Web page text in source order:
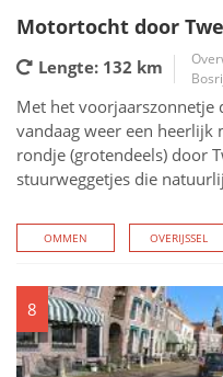
Motortocht door
Lengte: 132 km
Met het voorjaarszonnetje
vandaag weer een heerlijk
rondje (grotendeels) door
stuurweggetjes die
OMMEN OVERIJSSEL
8